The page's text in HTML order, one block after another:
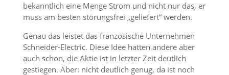
bekanntlich eine Menge Strom und nicht nur das, er
muss am besten störungsfrei „geliefert“ werden.
Genau das leistet das französische Unternehmen
Schneider-Electric. Diese Idee hatten andere aber
auch schon, die Aktie ist in letzter Zeit deutlich
gestiegen. Aber: nicht deutlich genug, da ist noch